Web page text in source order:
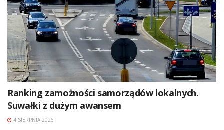
Ranking zamożności samorządów lokalnych.
Suwałki z dużym awansem
4 SIERPNIA 2026